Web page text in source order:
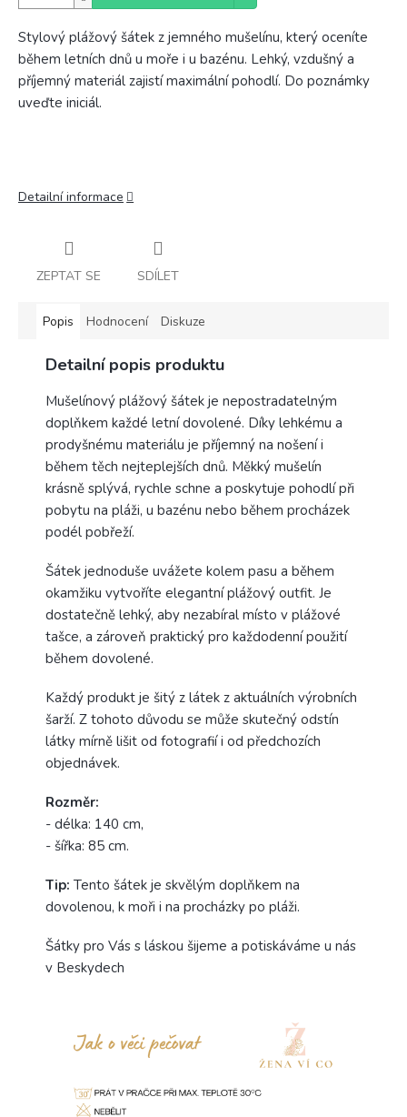
Stylový plážový šátek z jemného mušelínu, který oceníte
během letních dnů u moře i u bazénu. Lehký, vzdušný a
příjemný materiál zajistí maximální pohodlí. Do poznámky
uveďte iniciál.
Detailní informace
ZEPTAT SE SDÍLET
Popis Hodnocení Diskuze
Detailní popis produktu
Mušelínový plážový šátek je nepostradatelným
doplňkem každé letní dovolené. Díky lehkému a
prodyšnému materiálu je příjemný na nošení i
během těch nejteplejších dnů. Měkký mušelín
krásně splývá, rychle schne a poskytuje pohodlí při
pobytu na pláži, u bazénu nebo během procházek
podél pobřeží.
Šátek jednoduše uvážete kolem pasu a během
okamžiku vytvoříte elegantní plážový outfit. Je
dostatečně lehký, aby nezabíral místo v plážové
tašce, a zároveň praktický pro každodenní použití
během dovolené.
Každý produkt je šitý z látek z aktuálních výrobních
šarží. Z tohoto důvodu se může skutečný odstín
látky mírně lišit od fotografií i od předchozích
objednávek.
Rozměr:
- délka: 140 cm,
- šířka: 85 cm.
Tip: Tento šátek je skvělým doplňkem na
dovolenou, k moři i na procházky po pláži.
Šátky pro Vás s láskou šijeme a potiskáváme u nás
v Beskydech